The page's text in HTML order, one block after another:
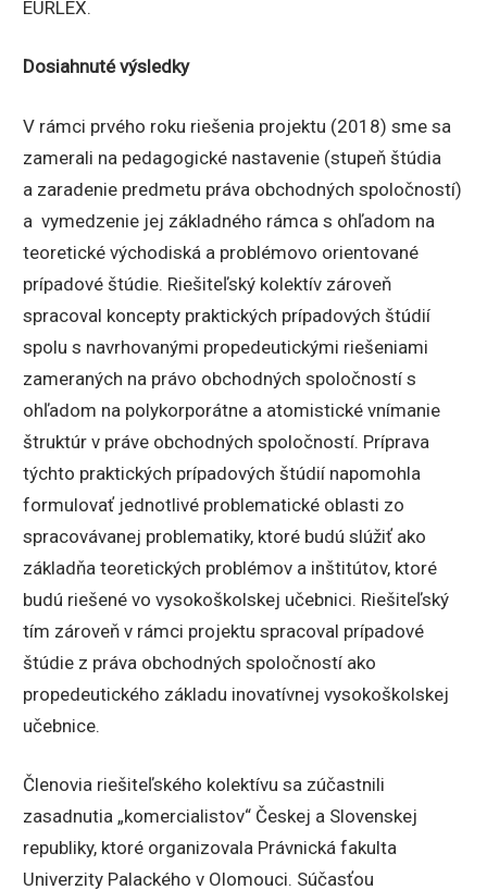
EURLEX.
Dosiahnuté výsledky
V rámci prvého roku riešenia projektu (2018) sme sa
zamerali na pedagogické nastavenie (stupeň štúdia
a zaradenie predmetu práva obchodných spoločností)
a vymedzenie jej základného rámca s ohľadom na
teoretické východiská a problémovo orientované
prípadové štúdie. Riešiteľský kolektív zároveň
spracoval koncepty praktických prípadových štúdií
spolu s navrhovanými propedeutickými riešeniami
zameraných na právo obchodných spoločností s
ohľadom na polykorporátne a atomistické vnímanie
štruktúr v práve obchodných spoločností. Príprava
týchto praktických prípadových štúdií napomohla
formulovať jednotlivé problematické oblasti zo
spracovávanej problematiky, ktoré budú slúžiť ako
základňa teoretických problémov a inštitútov, ktoré
budú riešené vo vysokoškolskej učebnici. Riešiteľský
tím zároveň v rámci projektu spracoval prípadové
štúdie z práva obchodných spoločností ako
propedeutického základu inovatívnej vysokoškolskej
učebnice.
Členovia riešiteľského kolektívu sa zúčastnili
zasadnutia „komercialistov“ Českej a Slovenskej
republiky, ktoré organizovala Právnická fakulta
Univerzity Palackého v Olomouci. Súčasťou